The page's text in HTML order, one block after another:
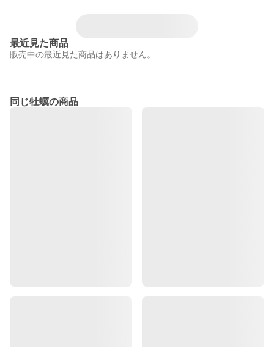
最近見た商品
販売中の最近見た商品はありません。
同じ牡蠣の商品